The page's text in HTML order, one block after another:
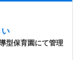
型保育園にて管理